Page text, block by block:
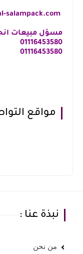
مسؤل مبيعات
01116453580
⁦01116453580
مواقع
نبذة عنا :
من نحن